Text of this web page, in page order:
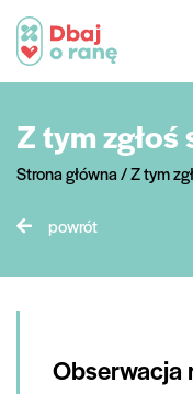
Przejdź
do
treści
Z tym
Strona główna/Z tym
powrót
Obserwacja